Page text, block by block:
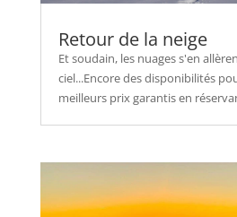
Retour de la neige
Et soudain, les nuages s'en
ciel...Encore des disponibilités
meilleurs prix garantis en